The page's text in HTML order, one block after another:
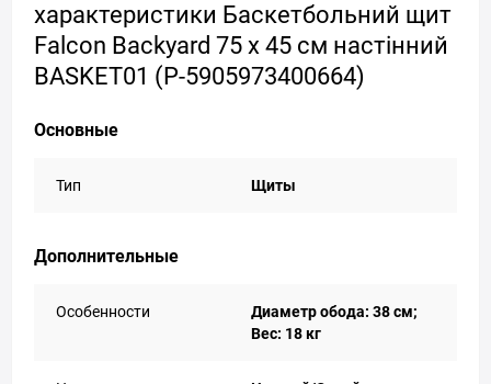
характеристики Баскетбольний щит
Falcon Backyard 75 x 45 см настінний
BASKET01 (P-5905973400664)
Основные
Тип Щиты
Дополнительные
Особенности
Диаметр обода: 38 см;
Вес: 18 кг